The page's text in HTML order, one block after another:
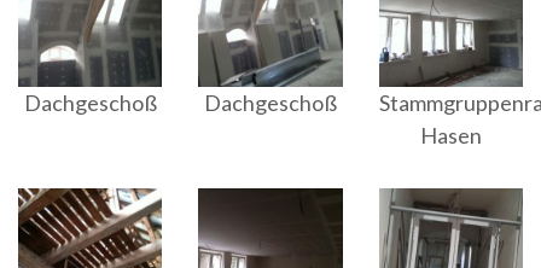
Dachgeschoß Dachgeschoß
Hasen